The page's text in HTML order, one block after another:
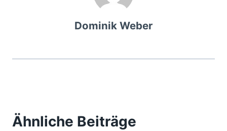
Dominik Weber
Ähnliche Beiträge